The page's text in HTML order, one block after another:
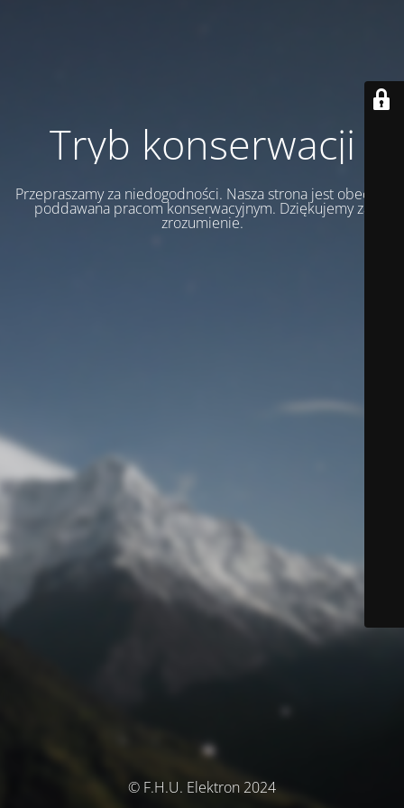
Tryb konserwacji
Przepraszamy za niedogodności. Nasza strona jest obecnie
poddawana pracom konserwacyjnym. Dziękujemy za
zrozumienie.
© F.H.U. Elektron 2024